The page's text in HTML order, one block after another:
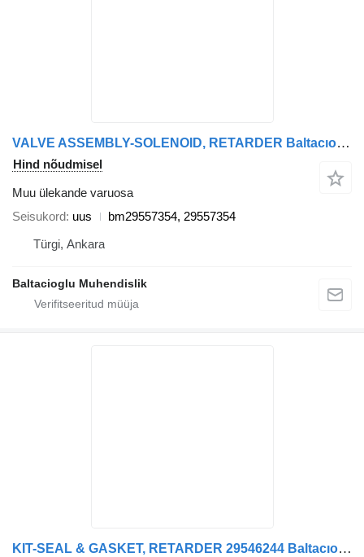
VALVE ASSEMBLY-SOLENOID, RETARDER Baltacıoğlu bm29557354 tüübi jaoks bussi
Hind nõudmisel
Muu ülekande varuosa
Seisukord uus
bm29557354, 29557354
Türgi, Ankara
Baltacioglu Muhendislik
KIT-SEAL & GASKET, RETARDER 29546244 Baltacıoğlu ALLISON bm29546244 tüübi jaoks bussi